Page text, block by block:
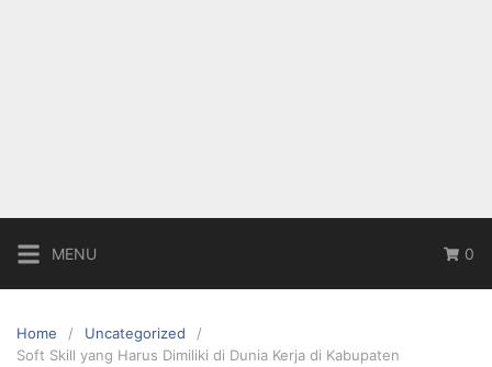
MENU 0
Home
Uncategorized
Soft Skill yang Harus Dimiliki di Dunia Kerja di Kabupaten